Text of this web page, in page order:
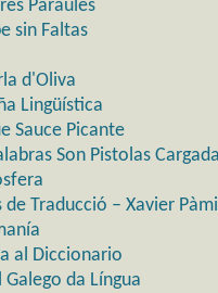
Paraules
sin Faltas
d'Oliva
Lingüística
Sauce Picante
Son Pistolas
de Traducció – Xavier
al Diccionario
Galego da Língua